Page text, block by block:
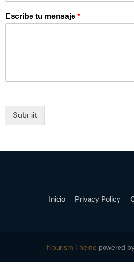
Escribe tu mensaje *
Submit
Inicio Privacy Policy
fTourism Theme powered by